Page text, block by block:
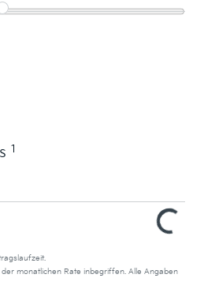
1
monatlichen Rate inbegriffen. Alle Angaben